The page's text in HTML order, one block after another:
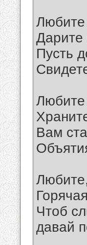
Дарите
Пусть
Вам
Чтоб
давай